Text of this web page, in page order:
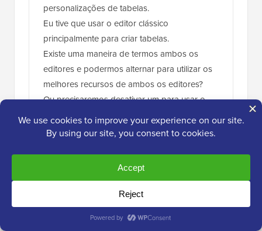
personalizações de tabelas.
Eu tive que usar o editor clássico
principalmente para criar tabelas.
Existe uma maneira de termos ambos os
editores e podermos alternar para utilizar os
melhores recursos de ambos os editores?
Ou precisaremos desativar um para usar o
outro?
Responder
WPBeginner Support
30 de jan. de 2024 às 13:42